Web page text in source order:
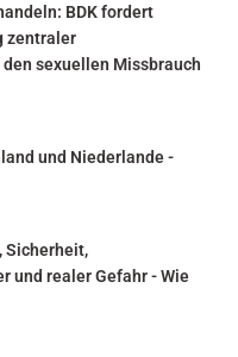
BDK fordert
zentraler
sexuellen Missbrauch
und Niederlande -
Sicherheit,
und realer Gefahr - Wie